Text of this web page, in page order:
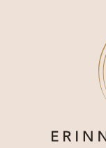
Zum Hauptinhalt